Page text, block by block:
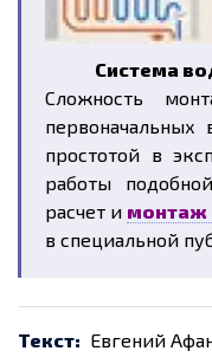
Система
Сложность
простотой в
работы
расчет и монтаж
в специальной
Текст: Евгений